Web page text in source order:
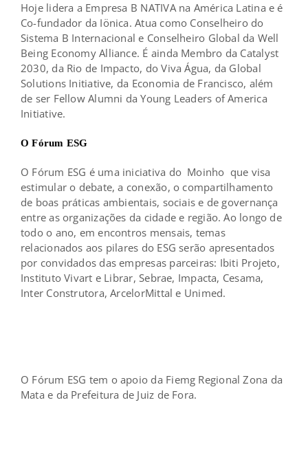
Hoje lidera a Empresa B NATIVA na América Latina e é
Co-fundador da Iönica. Atua como Conselheiro do
Sistema B Internacional e Conselheiro Global da Well
Being Economy Alliance. É ainda Membro da Catalyst
2030, da Rio de Impacto, do Viva Água, da Global
Solutions Initiative, da Economia de Francisco, além
de ser Fellow Alumni da Young Leaders of America
Initiative.
O Fórum ESG
O Fórum ESG é uma iniciativa do Moinho que visa
estimular o debate, a conexão, o compartilhamento
de boas práticas ambientais, sociais e de governança
entre as organizações da cidade e região. Ao longo de
todo o ano, em encontros mensais, temas
relacionados aos pilares do ESG serão apresentados
por convidados das empresas parceiras: Ibiti Projeto,
Instituto Vivart e Librar, Sebrae, Impacta, Cesama,
Inter Construtora, ArcelorMittal e Unimed.
O Fórum ESG tem o apoio da Fiemg Regional Zona da
Mata e da Prefeitura de Juiz de Fora.